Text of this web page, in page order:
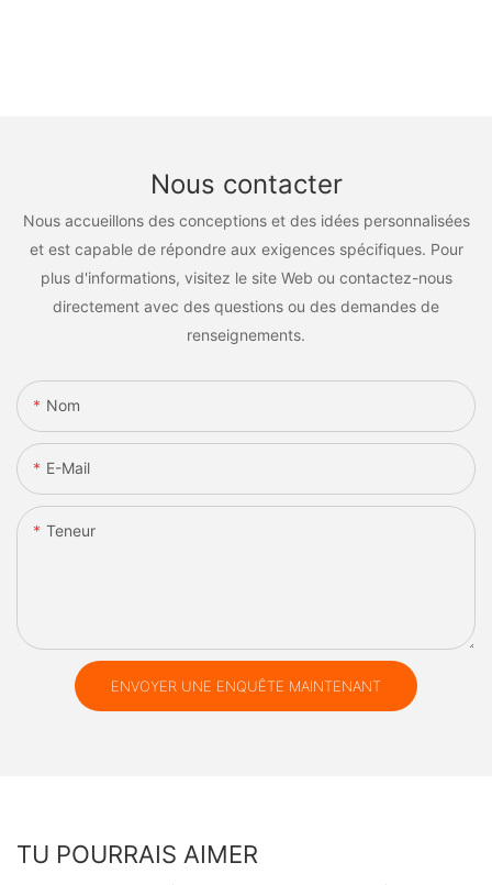
Nous contacter
Nous accueillons des conceptions et des idées personnalisées
et est capable de répondre aux exigences spécifiques. Pour
plus d'informations, visitez le site Web ou contactez-nous
directement avec des questions ou des demandes de
renseignements.
Nom
E-Mail
Teneur
ENVOYER UNE ENQUÊTE MAINTENANT
TU POURRAIS AIMER